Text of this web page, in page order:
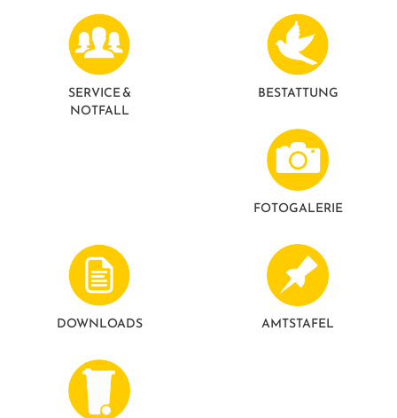
ANSPRECHPARTNER
GESUNDE GEMEINDE
SERVICE &
NOTFALL
BESTATTUNG
FOTO­GALERIE
DOWNLOADS AMTSTAFEL